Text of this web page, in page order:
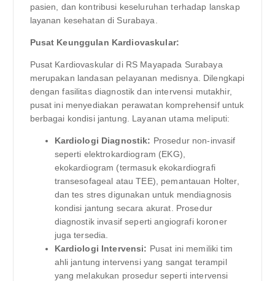
pasien, dan kontribusi keseluruhan terhadap lanskap
layanan kesehatan di Surabaya.
Pusat Keunggulan Kardiovaskular:
Pusat Kardiovaskular di RS Mayapada Surabaya
merupakan landasan pelayanan medisnya. Dilengkapi
dengan fasilitas diagnostik dan intervensi mutakhir,
pusat ini menyediakan perawatan komprehensif untuk
berbagai kondisi jantung. Layanan utama meliputi:
Kardiologi Diagnostik: Prosedur non-invasif
seperti elektrokardiogram (EKG),
ekokardiogram (termasuk ekokardiografi
transesofageal atau TEE), pemantauan Holter,
dan tes stres digunakan untuk mendiagnosis
kondisi jantung secara akurat. Prosedur
diagnostik invasif seperti angiografi koroner
juga tersedia.
Kardiologi Intervensi: Pusat ini memiliki tim
ahli jantung intervensi yang sangat terampil
yang melakukan prosedur seperti intervensi